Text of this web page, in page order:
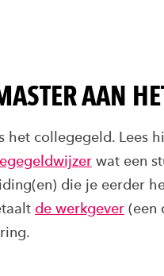
AAN
het collegegeld. Lees
wat een
die je eerder
de werkgever (een